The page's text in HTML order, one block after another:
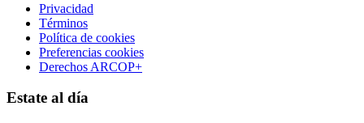
Privacidad
Términos
Política de cookies
Preferencias cookies
Derechos ARCOP+
Estate al día